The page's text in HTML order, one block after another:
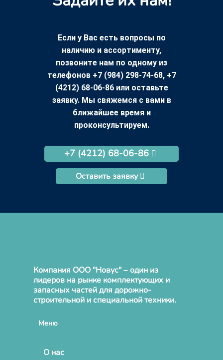
Если у Вас есть вопросы по
наличию и ассортименту,
позвоните нам по одному из
телефонов +7 (984) 298-74-68, +7
(4212) 68-06-86 или оставьте
заявку. Мы свяжемся с вами в
ближайшее время и
проконсультируем.
+7 (4212) 68-06-86
Оставить заявку
Компания ООО "Новус" – один из
лидеров на рынке комплектующих и
запасных частей для дорожно-
строительной и специальной техники.
Меню
О нас